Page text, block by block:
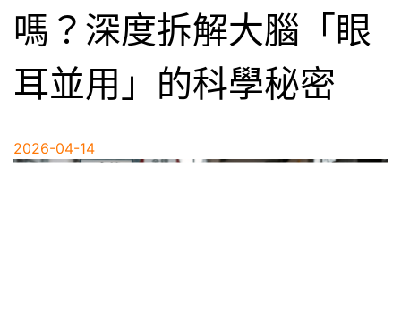
嗎？深度拆解大腦「眼
耳並用」的科學秘密
2026-04-14